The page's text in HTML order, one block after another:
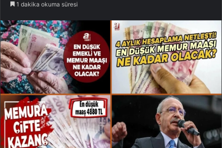
1 dakika okuma süresi